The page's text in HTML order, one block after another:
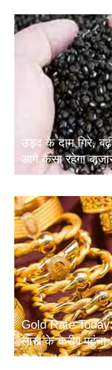
उड़द के दाम गिरे,
आगे कैसा रहेगा
Gold Rate
लाख के करीब पहुंचा